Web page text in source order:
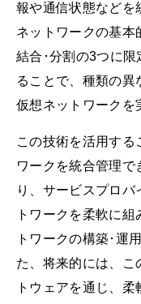
報や通信状態などを
ネットワークの基本
結合･分割の3つに
ることで、種類の異
仮想ネットワークを
この技術を活用する
ワークを統合管理で
り、サービスプロ
トワークを柔軟に
トワークの構築･運
た、将来的には、こ
トウェアを通じ、